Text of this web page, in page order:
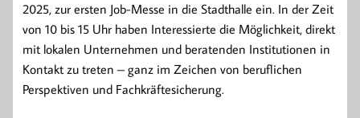
2025, zur ersten Job-Messe in die Stadthalle ein. In der Zeit
von 10 bis 15 Uhr haben Interessierte die Möglichkeit, direkt
mit lokalen Unternehmen und beratenden Institutionen in
Kontakt zu treten – ganz im Zeichen von beruflichen
Perspektiven und Fachkräftesicherung.